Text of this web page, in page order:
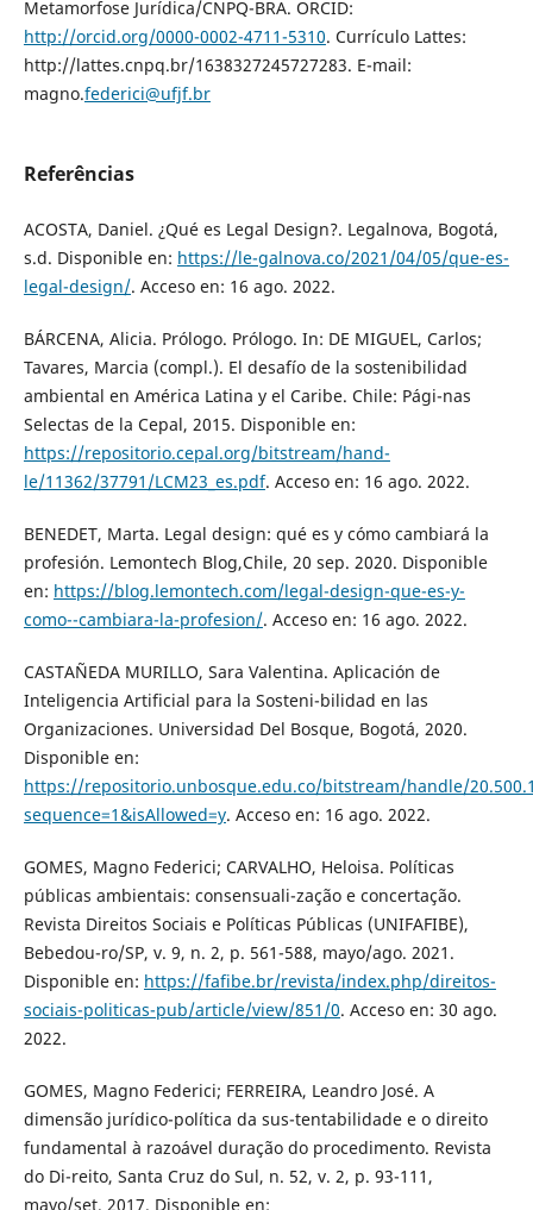
Metamorfose Jurídica/CNPQ-BRA. ORCID:
http://orcid.org/0000-0002-4711-5310. Currículo Lattes:
http://lattes.cnpq.br/1638327245727283. E-mail:
magno.federici@ufjf.br
Referências
ACOSTA, Daniel. ¿Qué es Legal Design?. Legalnova, Bogotá,
s.d. Disponible en: https://le-galnova.co/2021/04/05/que-es-
legal-design/. Acceso en: 16 ago. 2022.
BÁRCENA, Alicia. Prólogo. Prólogo. In: DE MIGUEL, Carlos;
Tavares, Marcia (compl.). El desafío de la sostenibilidad
ambiental en América Latina y el Caribe. Chile: Pági-nas
Selectas de la Cepal, 2015. Disponible en:
https://repositorio.cepal.org/bitstream/hand-
le/11362/37791/LCM23_es.pdf. Acceso en: 16 ago. 2022.
BENEDET, Marta. Legal design: qué es y cómo cambiará la
profesión. Lemontech Blog,Chile, 20 sep. 2020. Disponible
en: https://blog.lemontech.com/legal-design-que-es-y-
como--cambiara-la-profesion/. Acceso en: 16 ago. 2022.
CASTAÑEDA MURILLO, Sara Valentina. Aplicación de
Inteligencia Artificial para la Sosteni-bilidad en las
Organizaciones. Universidad Del Bosque, Bogotá, 2020.
Disponible en:
https://repositorio.unbosque.edu.co/bitstream/handle/
sequence=1&isAllowed=y. Acceso en: 16 ago. 2022.
GOMES, Magno Federici; CARVALHO, Heloisa. Políticas
públicas ambientais: consensuali-zação e concertação.
Revista Direitos Sociais e Políticas Públicas (UNIFAFIBE),
Bebedou-ro/SP, v. 9, n. 2, p. 561-588, mayo/ago. 2021.
Disponible en: https://fafibe.br/revista/index.php/direitos-
sociais-politicas-pub/article/view/851/0. Acceso en: 30 ago.
2022.
GOMES, Magno Federici; FERREIRA, Leandro José. A
dimensão jurídico-política da sus-tentabilidade e o direito
fundamental à razoável duração do procedimento. Revista
do Di-reito, Santa Cruz do Sul, n. 52, v. 2, p. 93-111,
mayo/set. 2017. Disponible en: